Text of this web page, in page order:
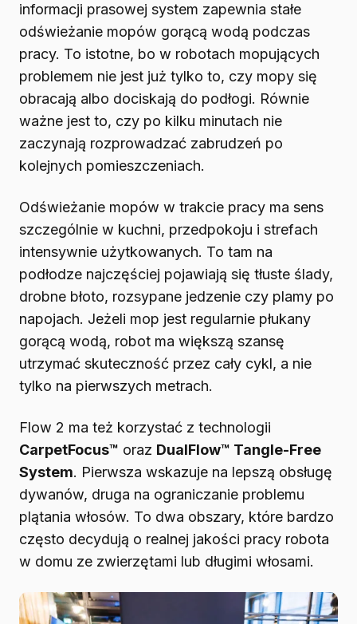
informacji prasowej system zapewnia stałe
odświeżanie mopów gorącą wodą podczas
pracy. To istotne, bo w robotach mopujących
problemem nie jest już tylko to, czy mopy się
obracają albo dociskają do podłogi. Równie
ważne jest to, czy po kilku minutach nie
zaczynają rozprowadzać zabrudzeń po
kolejnych pomieszczeniach.
Odświeżanie mopów w trakcie pracy ma sens
szczególnie w kuchni, przedpokoju i strefach
intensywnie użytkowanych. To tam na
podłodze najczęściej pojawiają się tłuste ślady,
drobne błoto, rozsypane jedzenie czy plamy po
napojach. Jeżeli mop jest regularnie płukany
gorącą wodą, robot ma większą szansę
utrzymać skuteczność przez cały cykl, a nie
tylko na pierwszych metrach.
Flow 2 ma też korzystać z technologii
CarpetFocus™ oraz DualFlow™ Tangle-Free
System. Pierwsza wskazuje na lepszą obsługę
dywanów, druga na ograniczanie problemu
plątania włosów. To dwa obszary, które bardzo
często decydują o realnej jakości pracy robota
w domu ze zwierzętami lub długimi włosami.